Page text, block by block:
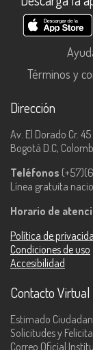
Términos y
Dirección
Av. El Dorado Cr.
Bogotá D.C,
Teléfonos
Línea gratuita
Horario de
Política de
Condiciones de uso
Accesibilidad
Contacto Virtual
Estimado
Solicitudes y
Correo Oficial